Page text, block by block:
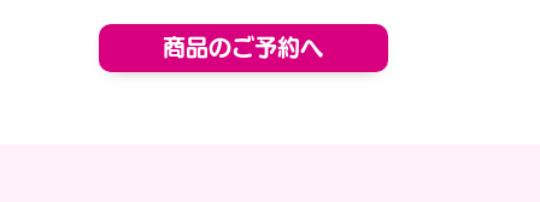
商品のご予約へ